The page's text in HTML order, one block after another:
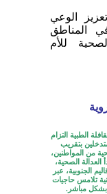
الوعي
المناطق
للأم
الطبية التزام
بتقريب
من المواطنين،
الصحية،
الجنوبية، عبر
تلامس حاجيات
بشكل مباشر.